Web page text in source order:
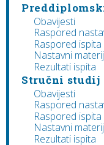
Obavijesti
Raspored
Raspored ispita
Nastavni
Rezultati ispita
Stručni studij
Obavijesti
Raspored
Raspored ispita
Nastavni
Rezultati ispita